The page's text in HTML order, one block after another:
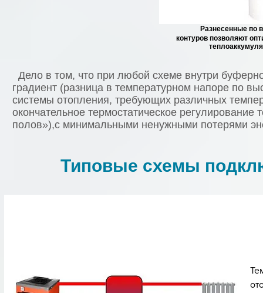
Разнесенные по
контуров позволяют
Дело в том, что при любой схеме внутри
градиент (разница в температурном напоре по
системы отопления, требующих различных
окончательное термостатическое
полов»),с минимальными ненужными потерями
Типовые схемы